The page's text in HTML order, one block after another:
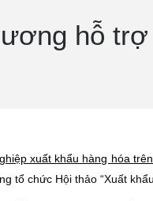
hỗ
xuất khẩu hàng hóa
tổ chức Hội thảo “Xuất